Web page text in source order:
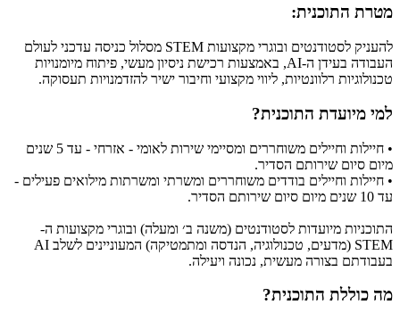
​מטרת התוכנית:
להעניק לסטודנטים ובוגרי מקצועות STEM מסלול כניסה עדכני לעולם
העבודה בעידן ה-AI, באמצעות רכישת ניסיון מעשי, פיתוח מיומנויות
טכנולוגיות רלוונטיות, ליווי מקצועי וחיבור ישיר להזדמנויות תעסוקה.
למי מיועדת התוכנית?
• חיילות וחיילים משוחררים ומסיימי שירות לאומי - אזרחי - עד 5 שנים
מיום סיום שירותם הסדיר.
• חיילות וחיילים בודדים משוחררים ומשרתי ומשרתות מילואים פעילים -
עד 10 שנים מיום סיום שירותם הסדיר.
התוכניות מיועדות לסטודנטים (משנה ב׳ ומעלה) ובוגרי מקצועות ה-
STEM (מדעים, טכנולוגיה, הנדסה ומתמטיקה) המעוניינים לשלב AI
בעבודתם בצורה מעשית, נכונה ויעילה.
מה כוללת התוכנית?